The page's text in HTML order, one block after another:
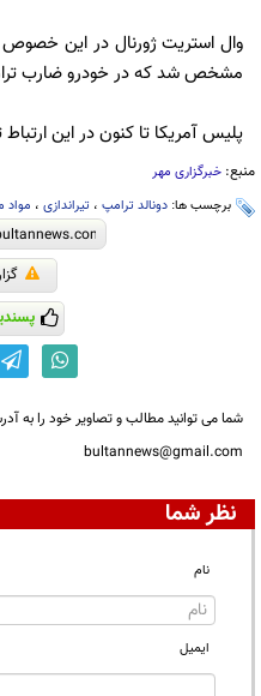
وال استریت ژورنال در این
مشخص شد که در خودرو ضارب
پلیس آمریکا تا کنون در این
منبع: خبرگزاری مهر
برچسب ها: دونالد ترامپ ، تیراندازی ، مواد
شما می توانید مطالب و تصاویر خود را به
bultannews@gmail.com
نظر شما
نام
ایمیل